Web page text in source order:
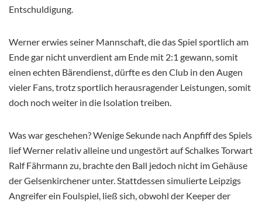
Entschuldigung.
Werner erwies seiner Mannschaft, die das Spiel sportlich am
Ende gar nicht unverdient am Ende mit 2:1 gewann, somit
einen echten Bärendienst, dürfte es den Club in den Augen
vieler Fans, trotz sportlich herausragender Leistungen, somit
doch noch weiter in die Isolation treiben.
Was war geschehen? Wenige Sekunde nach Anpfiff des Spiels
lief Werner relativ alleine und ungestört auf Schalkes Torwart
Ralf Fährmann zu, brachte den Ball jedoch nicht im Gehäuse
der Gelsenkirchener unter. Stattdessen simulierte Leipzigs
Angreifer ein Foulspiel, ließ sich, obwohl der Keeper der